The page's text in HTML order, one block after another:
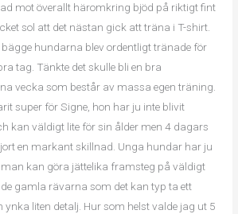
mot överallt häromkring bjöd på riktigt fint
sol att det nästan gick att träna i T-shirt.
hundarna blev ordentligt tränade för
tag. Tänkte det skulle bli en bra
vecka som består av massa egen träning.
super för Signe, hon har ju inte blivit
kan väldigt lite för sin ålder men 4 dagars
en markant skillnad. Unga hundar har ju
man kan göra jättelika framsteg på väldigt
gamla rävarna som det kan typ ta ett
liten detalj. Hur som helst valde jag ut 5